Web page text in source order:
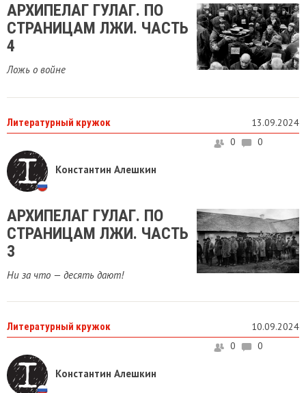
АРХИПЕЛАГ ГУЛАГ. ПО
СТРАНИЦАМ ЛЖИ. ЧАСТЬ
4
Ложь о войне
Литературный кружок 13.09.2024
Константин Алешкин
0 0
​АРХИПЕЛАГ ГУЛАГ. ПО
СТРАНИЦАМ ЛЖИ. ЧАСТЬ
3
Ни за что — десять дают!
Литературный кружок 10.09.2024
Константин Алешкин
0 0